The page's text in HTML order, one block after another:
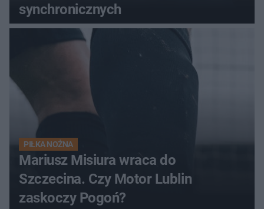
synchronicznych
PIŁKA NOŻNA
Mariusz Misiura wraca do
Szczecina. Czy Motor Lublin
zaskoczy Pogoń?